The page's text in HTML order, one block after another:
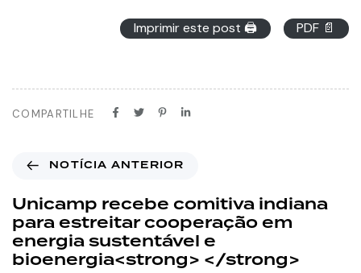
Imprimir este post 🖨 PDF 📄
COMPARTILHE
NOTÍCIA ANTERIOR
Unicamp recebe comitiva indiana
para estreitar cooperação em
energia sustentável e
bioenergia<strong> </strong>